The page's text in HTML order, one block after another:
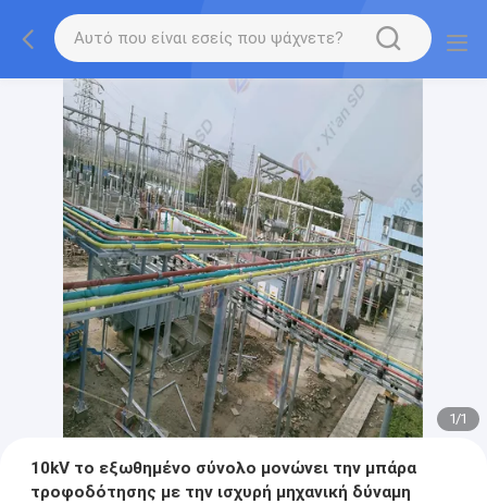
1/1
10kV το εξωθημένο σύνολο μονώνει την μπάρα
τροφοδότησης με την ισχυρή μηχανική δύναμη